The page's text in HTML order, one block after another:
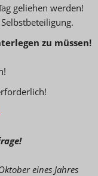
geliehen werden!
zu müssen!
eines Jahres